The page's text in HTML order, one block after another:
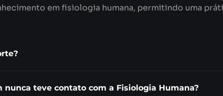
em fisiologia humana, permitindo uma
nunca teve contato com a Fisiologia Humana?